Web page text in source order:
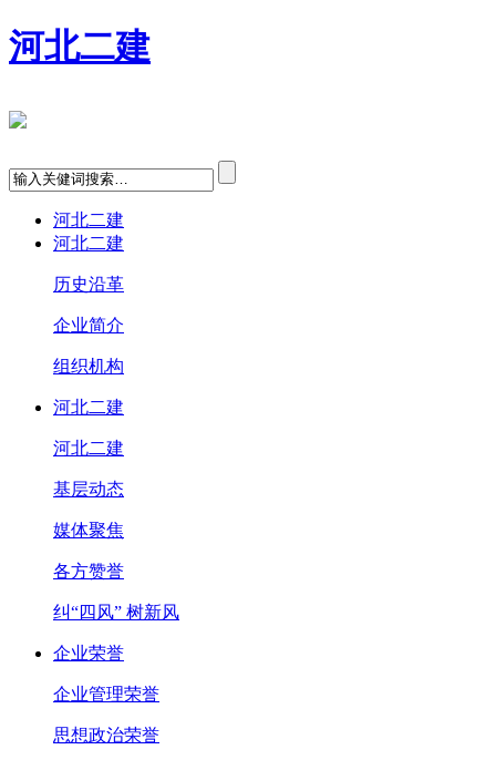
河北二建
河北二建
河北二建
历史沿革
企业简介
组织机构
河北二建
河北二建
基层动态
媒体聚焦
各方赞誉
纠“四风” 树新风
企业荣誉
企业管理荣誉
思想政治荣誉